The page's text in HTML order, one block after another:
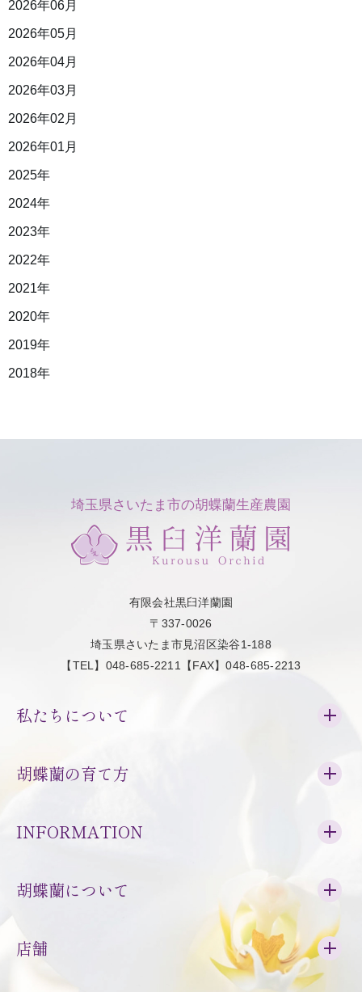
2026年06月
2026年05月
2026年04月
2026年03月
2026年02月
2026年01月
2025年
2024年
2023年
2022年
2021年
2020年
2019年
2018年
埼玉県さいたま市の胡蝶蘭生産農園
有限会社黒臼洋蘭園
〒337-0026
埼玉県さいたま市見沼区染谷1-188
【TEL】048-685-2211【FAX】048-685-2213
私たちについて
胡蝶蘭の育て方
INFORMATION
胡蝶蘭について
店舗